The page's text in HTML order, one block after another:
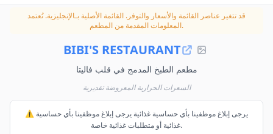
قد تتغير عناصر القائمة والأسعار والتوفر. القائمة الأصلية بـالإنجليزية. تُعتمد
المعلومات المقدمة من المطعم.
BIBI'S RESTAURANT
مطعم الطبخ المدمج في قلب فاليتا
السعرات الحرارية المعروضة تقديرية
⚠️ يرجى إبلاغ موظفينا بأي حساسية غذائية يرجى إبلاغ موظفينا بأي حساسية
غذائية أو متطلبات غذائية خاصة.